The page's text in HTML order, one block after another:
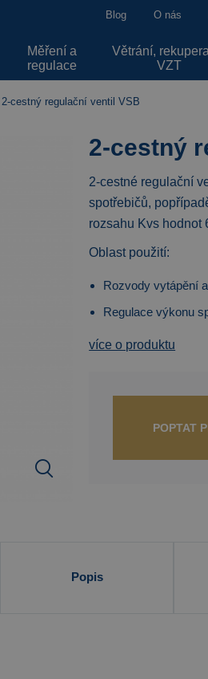
Blog O nás
Měření a
regulace
Větrání,
VZT
2-cestný regulační ventil VSB
2-cestný
2-cestné regulační
spotřebičů,
rozsahu Kvs hodnot
Oblast použití:
Rozvody vytápění
Regulace výkonu
více o produktu
POPTAT
Popis